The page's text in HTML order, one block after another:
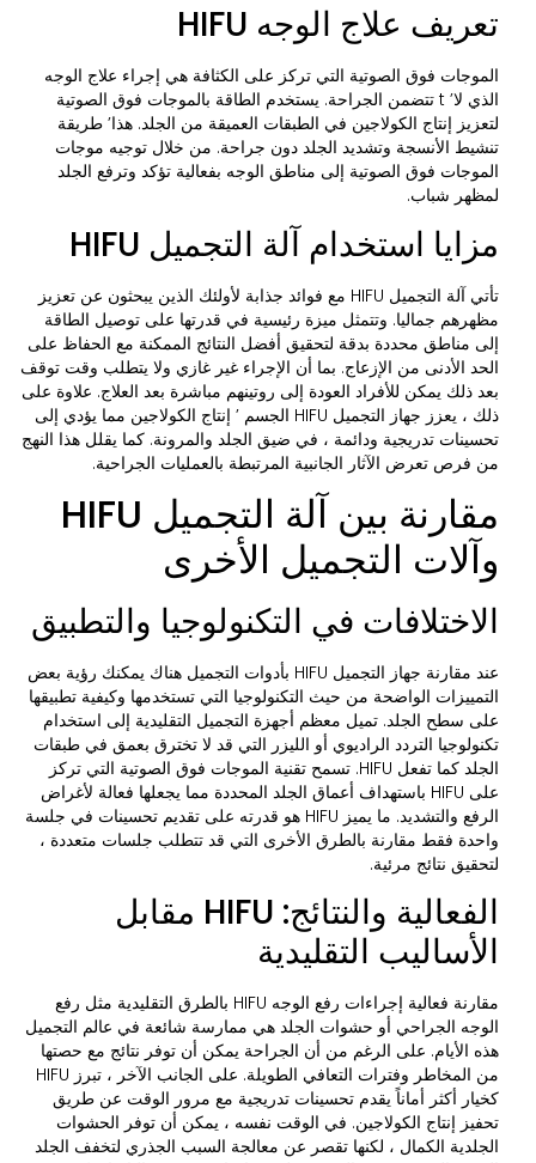
تعريف علاج الوجه HIFU
الموجات فوق الصوتية التي تركز على الكثافة هي إجراء علاج الوجه
الذي لا’ t تتضمن الجراحة. يستخدم الطاقة بالموجات فوق الصوتية
لتعزيز إنتاج الكولاجين في الطبقات العميقة من الجلد. هذا’ طريقة
تنشيط الأنسجة وتشديد الجلد دون جراحة. من خلال توجيه موجات
الموجات فوق الصوتية إلى مناطق الوجه بفعالية تؤكد وترفع الجلد
لمظهر شباب.
مزايا استخدام آلة التجميل HIFU
تأتي آلة التجميل HIFU مع فوائد جذابة لأولئك الذين يبحثون عن تعزيز
مظهرهم جماليا. وتتمثل ميزة رئيسية في قدرتها على توصيل الطاقة
إلى مناطق محددة بدقة لتحقيق أفضل النتائج الممكنة مع الحفاظ على
الحد الأدنى من الإزعاج. بما أن الإجراء غير غازي ولا يتطلب وقت توقف
بعد ذلك يمكن للأفراد العودة إلى روتينهم مباشرة بعد العلاج. علاوة على
ذلك ، يعزز جهاز التجميل HIFU الجسم ’ إنتاج الكولاجين مما يؤدي إلى
تحسينات تدريجية ودائمة ، في ضيق الجلد والمرونة. كما يقلل هذا النهج
من فرص تعرض الآثار الجانبية المرتبطة بالعمليات الجراحية.
مقارنة بين آلة التجميل HIFU
وآلات التجميل الأخرى
الاختلافات في التكنولوجيا والتطبيق
عند مقارنة جهاز التجميل HIFU بأدوات التجميل هناك يمكنك رؤية بعض
التمييزات الواضحة من حيث التكنولوجيا التي تستخدمها وكيفية تطبيقها
على سطح الجلد. تميل معظم أجهزة التجميل التقليدية إلى استخدام
تكنولوجيا التردد الراديوي أو الليزر التي قد لا تخترق بعمق في طبقات
الجلد كما تفعل HIFU. تسمح تقنية الموجات فوق الصوتية التي تركز
على HIFU باستهداف أعماق الجلد المحددة مما يجعلها فعالة لأغراض
الرفع والتشديد. ما يميز HIFU هو قدرته على تقديم تحسينات في جلسة
واحدة فقط مقارنة بالطرق الأخرى التي قد تتطلب جلسات متعددة ،
لتحقيق نتائج مرئية.
الفعالية والنتائج: HIFU مقابل
الأساليب التقليدية
مقارنة فعالية إجراءات رفع الوجه HIFU بالطرق التقليدية مثل رفع
الوجه الجراحي أو حشوات الجلد هي ممارسة شائعة في عالم التجميل
هذه الأيام. على الرغم من أن الجراحة يمكن أن توفر نتائج مع حصتها
من المخاطر وفترات التعافي الطويلة. على الجانب الآخر ، تبرز HIFU
كخيار أكثر أماناً يقدم تحسينات تدريجية مع مرور الوقت عن طريق
تحفيز إنتاج الكولاجين. في الوقت نفسه ، يمكن أن توفر الحشوات
الجلدية الكمال ، لكنها تقصر عن معالجة السبب الجذري لتخفف الجلد